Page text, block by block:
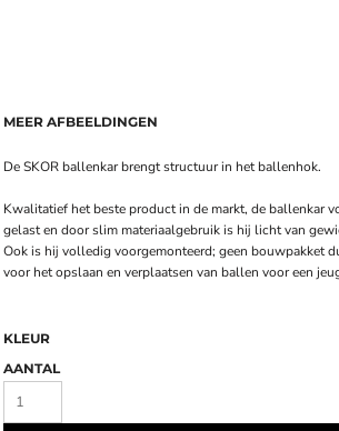
MEER AFBEELDINGEN
De SKOR ballenkar brengt structuur in het ballenhok.
Kwalitatief het beste product in de markt, de ballenkar
gelast en door slim materiaalgebruik is hij licht van
Ook is hij volledig voorgemonteerd; geen bouwpakket
voor het opslaan en verplaatsen van ballen voor een
KLEUR
AANTAL